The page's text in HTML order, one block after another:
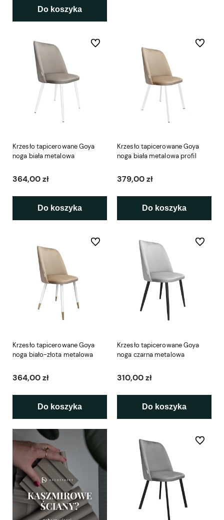
Do koszyka
Krzesło tapicerowane Goya
noga biała metalowa
364,00 zł
Do koszyka
Do ulubionych
Krzesło tapicerowane Goya
noga biała metalowa profil
379,00 zł
Do koszyka
Do
Krzesło tapicerowane Goya
noga biało-złota metalowa
364,00 zł
Do koszyka
Do ulubionych
Krzesło tapicerowane Goya
noga czarna metalowa
310,00 zł
Do koszyka
Do
Do